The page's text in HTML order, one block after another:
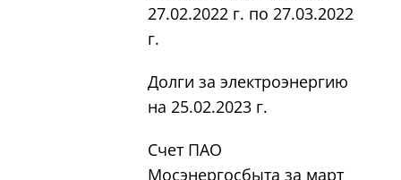
27.02.2022 г. по 27.03.2022
г.
Долги за электроэнергию
на 25.02.2023 г.
Счет ПАО
Мосэнергосбыта за март